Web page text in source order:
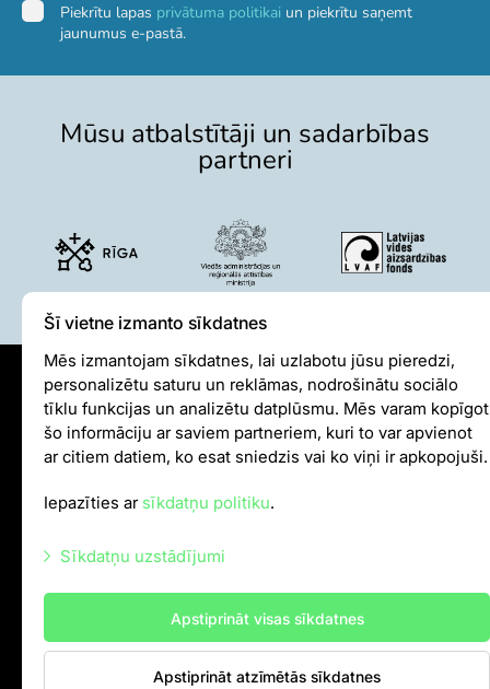
Lemuru tiešraide
Sliņķu tiešraide
Savvaļas dzīvnieku rehabilitācija
Iespējas skolēniem un studentiem
Studentu izstrādātie darbi Rīga ZOO
Izglītība
Izglītības stratēģija
"Zinarium" apmeklējums
Kohēzijas fonda projekts
LVAF projekti
"Cīruļi"
Darba laiks "Cīruļos"
Kā nokļūt "Cīruļos"
Par ārpilsētas bāzi "Cīruļi"
"Cīruļu" kontaktinformācija
Piekrītu lapas privātuma politikai un piekrītu saņemt
jaunumus e-pastā.
Mūsu atbalstītāji un sadarbības
partneri
Sīkdatņu politika
Iekšējās kārtības noteikumi
Autortiesības
+37128001109,P–Pk 10.00–18.00
Meža prospekts 1, Rīga, LV-1014
Šī vietne izmanto sīkdatnes
Mēs izmantojam sīkdatnes, lai uzlabotu jūsu pieredzi,
personalizētu saturu un reklāmas, nodrošinātu sociālo
tīklu funkcijas un analizētu datplūsmu. Mēs varam kopīgot
šo informāciju ar saviem partneriem, kuri to var apvienot
ar citiem datiem, ko esat sniedzis vai ko viņi ir apkopojuši.
Iepazīties arsīkdatņu politiku.
Sīkdatņu uzstādījumi
Mārketinga sīkdatnes
Statistikas sīkdatnes
Apstiprināt visas sīkdatnes
Apstiprināt atzīmētās sīkdatnes